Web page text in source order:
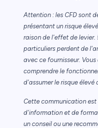
Attention : les CFD sont
présentant un risque
raison de l'effet de levier.
particuliers perdent de
avec ce fournisseur.
comprendre le
d'assumer le risque
Cette communication est
d'information et de
un conseil ou une